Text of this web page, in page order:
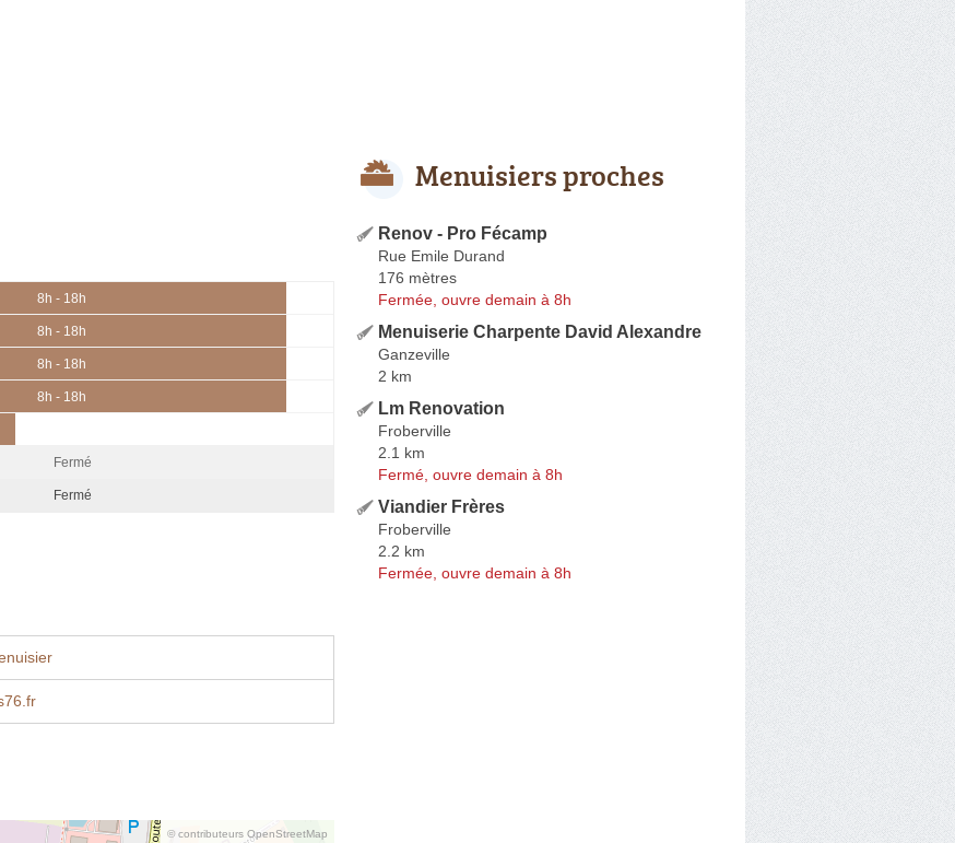
8h - 18h
8h - 18h
8h - 18h
8h - 18h
Fermé
Fermé
© contributeurs OpenStreetMap
Menuisiers proches
Renov - Pro Fécamp
Rue Emile Durand
176 mètres
Fermée, ouvre demain à 8h
Menuiserie Charpente David Alexandre
Ganzeville
2 km
Lm Renovation
Froberville
2.1 km
Fermé, ouvre demain à 8h
Viandier Frères
Froberville
2.2 km
Fermée, ouvre demain à 8h